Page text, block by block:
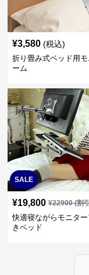
¥3,580 (税込)
折り畳み式ベッド用
ーム
SALE
¥19,800 ¥22900(割
快適寝ながらモニタ
きベッド